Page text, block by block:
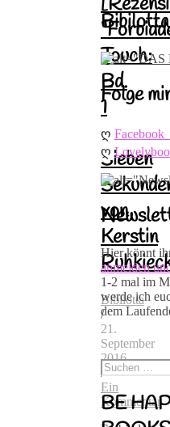
Touch:
Bd.
1
–
Sieben
von
Kerstin
Bibilotta
/
21.
September
2016
/
Ein
Kommentar
Folge
ღ Facebook
ღ
Hier könnt
anmelden
1-2 mal im
werde ich
dem
BE